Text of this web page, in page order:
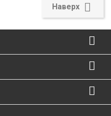
Наверх 


